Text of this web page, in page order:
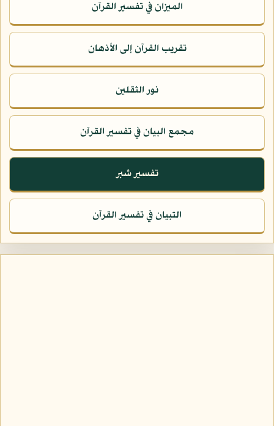
الميزان في تفسير القرآن
تقريب القرآن إلى الأذهان
نور الثقلين
مجمع البيان في تفسير القرآن
تفسير شبر
التبيان في تفسير القرآن